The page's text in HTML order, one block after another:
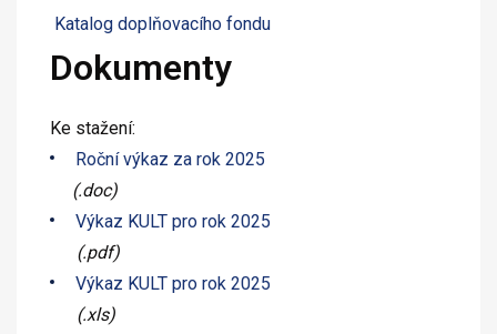
Katalog doplňovacího fondu
Dokumenty
Ke stažení:
Roční výkaz za rok 2025
(.doc)
Výkaz KULT pro rok 2025
(.pdf)
Výkaz KULT pro rok 2025
(.xls)